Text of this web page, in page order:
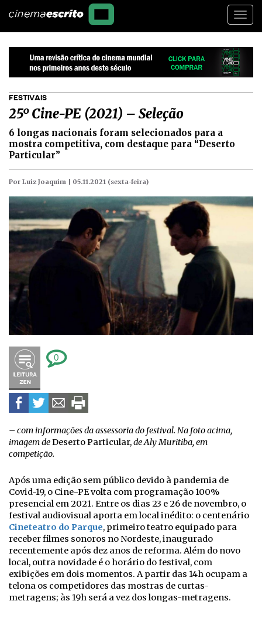
FESTIVAIS
25º Cine-PE (2021) – Seleção
6 longas nacionais foram selecionados para a
mostra competitiva, com destaque para “Deserto
Particular”
Por Luiz Joaquim | 05.11.2021 (sexta-feira)
0
– com informações da assessoria do festival. Na foto acima,
imagem deDeserto Particular,de Aly Muritiba, em
competição.
Após uma edição sem público devido à pandemia de
Covid-19, o Cine-PE volta com programação 100%
presencial em 2021. Entre os dias 23 e 26 de novembro, o
festival audiovisual aporta em local inédito: o centenário
Cineteatro do Parque, primeiro teatro equipado para
receber filmes sonoros no Nordeste, inaugurado
recentemente após dez anos de reforma. Além do novo
local, outra novidade é o horário do festival, com
exibições em dois momentos. A partir das 14h ocupam a
telona os competidores das mostras de curtas-
metragens; às 19h será a vez dos longas-metragens.